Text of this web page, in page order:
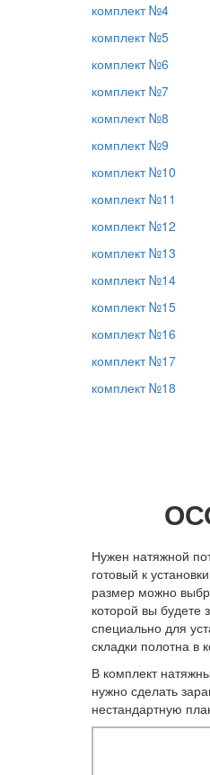
комплект №4
комплект №5
комплект №6
комплект №7
комплект №8
комплект №9
комплект №10
комплект №11
комплект №12
комплект №13
комплект №14
комплект №15
комплект №16
комплект №17
комплект №18
Нужен натяжной
готовый к
размер можно
которой вы будете
специально для
складки полотна в
В комплект
нужно сделать
нестандартную